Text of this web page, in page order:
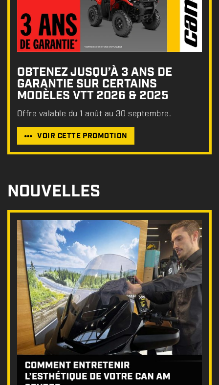
OBTENEZ JUSQU’À 3 ANS DE
GARANTIE SUR CERTAINS
MODÈLES VTT 2026 & 2025
Offre valable du 1 août au 30 septembre.
VOIR CETTE PROMOTION
NOUVELLES